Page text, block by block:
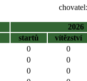
chovatel:
2026
startů vítězství
0 0
0 0
0 0